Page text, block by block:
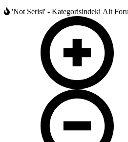
'Not Serisi' - Kategorisindeki Alt